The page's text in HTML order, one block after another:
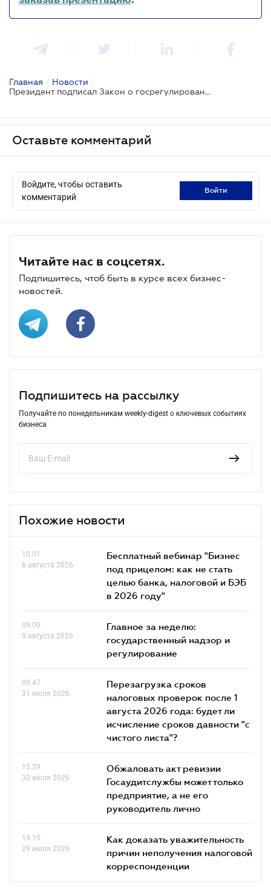
Главная / Новости /
Президент подписал Закон о госрегулировании защиты растений
Оставьте комментарий
Войдите, чтобы оставить
комментарий
войти
Читайте нас в соцсетях.
Подпишитесь, чтоб быть в курсе всех бизнес-
новостей.
Подпишитесь на рассылку
Получайте по понедельникам weekly-digest о ключевых событиях
бизнеса
Похожие новости
10.01
6 августа 2026
Бесплатный вебинар "Бизнес
под прицелом: как не стать
целью банка, налоговой и БЭБ
в 2026 году"
09.00
3 августа 2026
Главное за неделю:
государственный надзор и
регулирование
09.47
31 июля 2026
Перезагрузка сроков
налоговых проверок после 1
августа 2026 года: будет ли
исчисление сроков давности "с
чистого листа"?
15.29
30 июля 2026
Обжаловать акт ревизии
Госаудитслужбы может только
предприятие, а не его
руководитель лично
14.15
29 июля 2026
Как доказать уважительность
причин неполучения налоговой
корреспонденции